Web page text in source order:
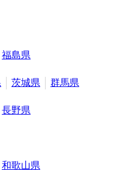
福島県
茨城県 群馬県
長野県
和歌山県